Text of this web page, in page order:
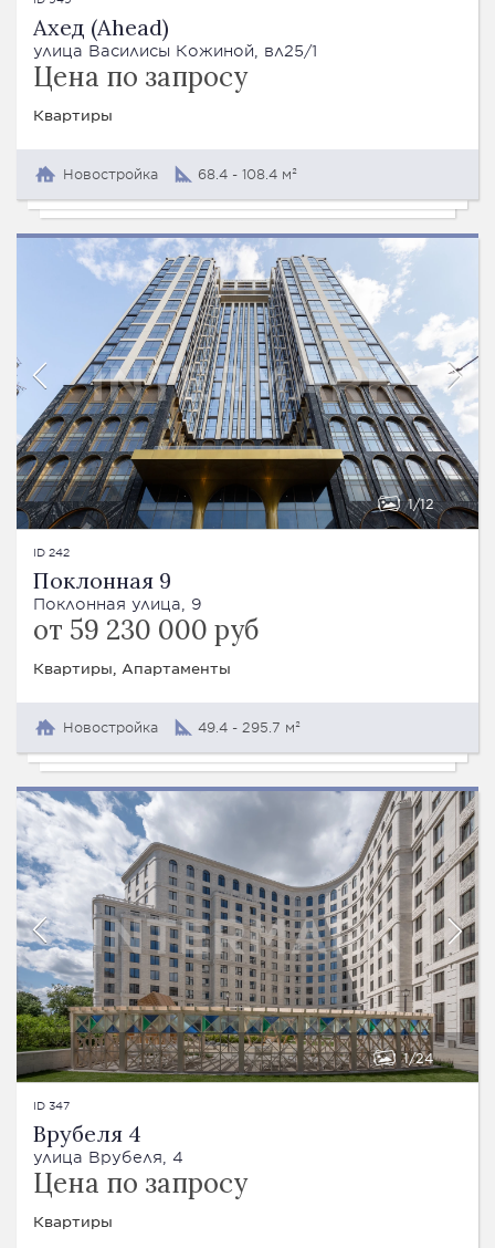
Ахед (Ahead)
улица Василисы Кожиной, вл25/1
Цена по запросу
Квартиры
Новостройка 68.4 - 108.4 м²
1 12
ID 242
Поклонная 9
Поклонная улица, 9
от 59 230 000 руб
Квартиры, Апартаменты
Новостройка 49.4 - 295.7 м²
1 24
ID 347
Врубеля 4
улица Врубеля, 4
Цена по запросу
Квартиры